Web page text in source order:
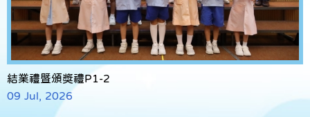
結業禮暨頒獎禮P1-2
09 Jul, 2026